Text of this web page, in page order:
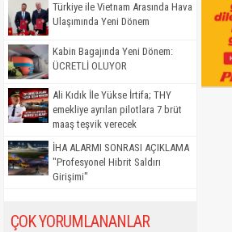
Türkiye ile Vietnam Arasında Hava
Ulaşımında Yeni Dönem
Kabin Bagajında Yeni Dönem:
ÜCRETLİ OLUYOR
Ali Kıdık İle Yükse İrtifa; THY
emekliye ayrılan pilotlara 7 brüt
maaş teşvik verecek
İHA ALARMI SONRASI AÇIKLAMA
"Profesyonel Hibrit Saldırı
Girişimi"
ÇOK YORUMLANANLAR